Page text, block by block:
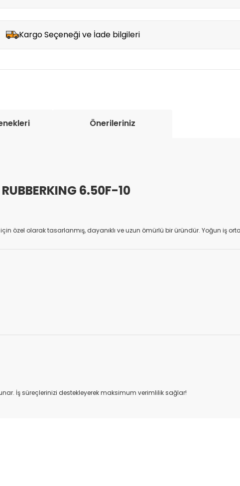
Kargo Seçeneği ve İade bilgileri
Önerileriniz
6.50F-10
özel olarak tasarlanmış, dayanıklı ve uzun ömürlü bir üründür. Yoğun iş
İş süreçlerinizi destekleyerek maksimum verimlilik sağlar!